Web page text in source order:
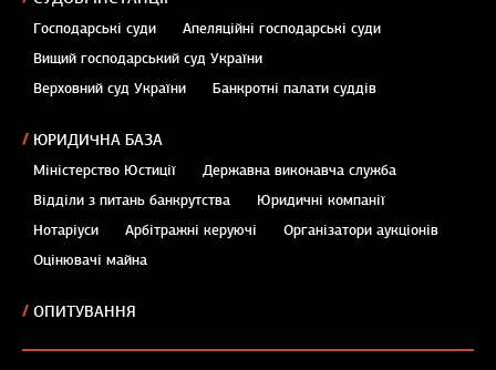
Господарські суди
Апеляційні господарські суди
Вищий господарський суд України
Верховний суд України
Банкротні палати суддів
ЮРИДИЧНА БАЗА
Міністерство Юстиції
Державна виконавча служба
Відділи з питань банкрутства
Юридичні компанії
Нотаріуси
Арбітражні керуючі
Організатори аукціонів
Оцінювачі майна
ОПИТУВАННЯ